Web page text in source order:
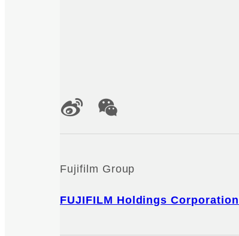
Official Social Media Accounts
Fujifilm Group
FUJIFILM Holdings Corporation